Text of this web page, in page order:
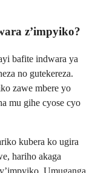
z’impyiko?
bafite indwara ya
no gutekereza.
zawe mbere yo
mu gihe cyose cyo
kubera ko ugira
hariho akaga
Umuganga